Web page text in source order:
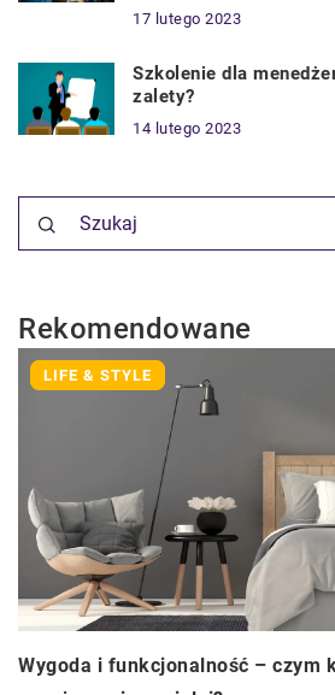
17 lutego 2023
Szkolenie dla
zalety?
14 lutego 2023
Rekomendowane
LIFE & STYLE
Wygoda i funkcjonalność – czym